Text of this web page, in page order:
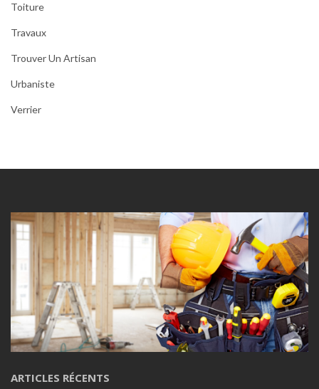
Toiture
Travaux
Trouver Un Artisan
Urbaniste
Verrier
ARTICLES RÉCENTS